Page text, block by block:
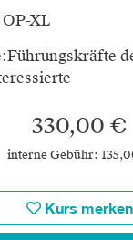
OP-XL
Führungskräfte
330,00 €
interne Gebühr:
Kurs merken